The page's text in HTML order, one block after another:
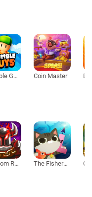
Stumble Guys Coin Master
Kingdom Rush Vengeance The Fishercat